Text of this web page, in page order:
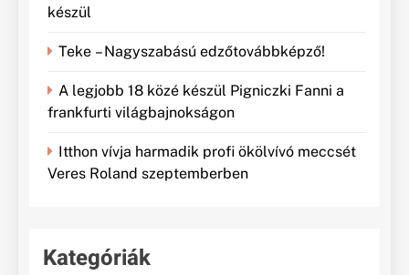
készül
Teke – Nagyszabású edzőtovábbképző!
A legjobb 18 közé készül Pigniczki Fanni a
frankfurti világbajnokságon
Itthon vívja harmadik profi ökölvívó meccsét
Veres Roland szeptemberben
Kategóriák